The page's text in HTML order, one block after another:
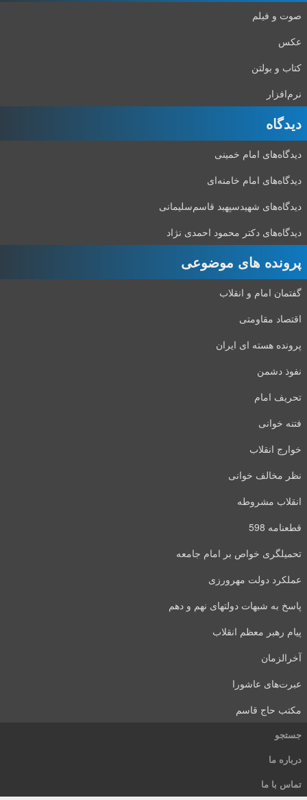
صوت و فیلم
عکس
کتاب و بولتن
نرم‌افزار
دیدگاه‌
دیدگاه‌های امام خمینی
دیدگاه‌های امام خامنه‌ای
دیدگاه‌های شهید‌سپهبد قاسم‌سلیمانی
دیدگاه‌های دکتر محمود احمدی نژاد
پرونده های موضوعی
گفتمان امام و انقلاب
اقتصاد مقاومتی
پرونده هسته ای ایران
نفوذ دشمن
تحریف امام
فتنه خوانی
خوارج انقلاب
نظر مخالف خوانی
انقلاب مشروطه
قطعنامه 598
تحمیلگری خواص بر امام جامعه
عملکرد دولت مهرورزی
پاسخ به شبهات دولتهای نهم و دهم
پیام رهبر معظم انقلاب
آخرالزمان
عبرت‌های عاشورا
مکتب حاج قاسم
جستجو
درباره ما
تماس با ما